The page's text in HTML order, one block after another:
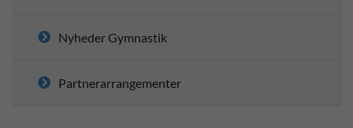
Nyheder Gymnastik
Partnerarrangementer